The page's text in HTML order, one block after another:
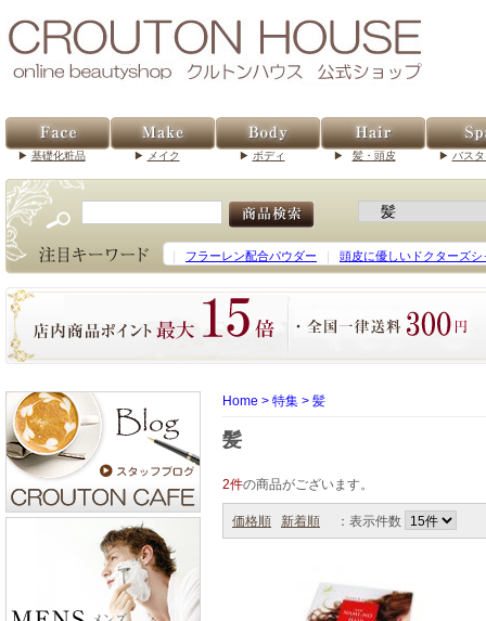
基礎化粧品 メイク ボディ 髪・頭皮 バス
フラーレン配合パウダー 頭皮に優しいドクターズシ
Home > 特集 > 髪
髪
2件の商品がございます。
価格順 新着順 ：表示件数